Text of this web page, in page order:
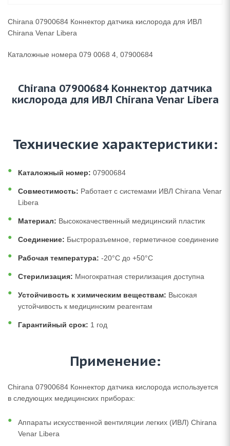
Chirana 07900684 Коннектор датчика кислорода для ИВЛ
Chirana Venar Libera
Каталожные номера 079 0068 4, 07900684
Chirana 07900684 Коннектор датчика
кислорода для ИВЛ Chirana Venar Libera
Технические характеристики:
Каталожный номер: 07900684
Совместимость: Работает с системами ИВЛ Chirana Venar
Libera
Материал: Высококачественный медицинский пластик
Соединение: Быстроразъемное, герметичное соединение
Рабочая температура: -20°C до +50°C
Стерилизация: Многократная стерилизация доступна
Устойчивость к химическим веществам: Высокая
устойчивость к медицинским реагентам
Гарантийный срок: 1 год
Применение:
Chirana 07900684 Коннектор датчика кислорода используется
в следующих медицинских приборах:
Аппараты искусственной вентиляции легких (ИВЛ) Chirana
Venar Libera